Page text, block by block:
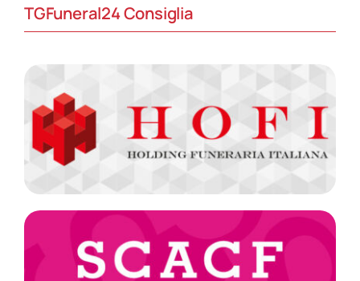
TGFuneral24 Consiglia